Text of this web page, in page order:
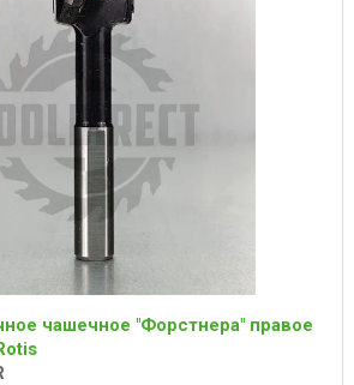
чашечное "Форстнера" правое